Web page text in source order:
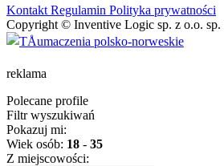
Kontakt Regulamin Polityka prywatności
Copyright © Inventive Logic sp. z o.o. sp.
reklama
Polecane profile
Filtr wyszukiwań
Pokazuj mi:
Wiek osób: 18 - 35
Z miejscowości: